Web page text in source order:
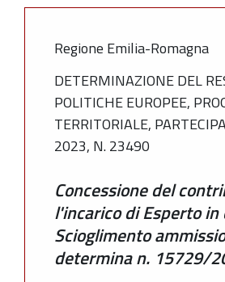
Regione Emilia-Romagna
DETERMINAZIONE DEL
POLITICHE EUROPEE,
TERRITORIALE,
2023, N. 23490
Concessione del
l'incarico di Esperto
Scioglimento
determina n. 15729/